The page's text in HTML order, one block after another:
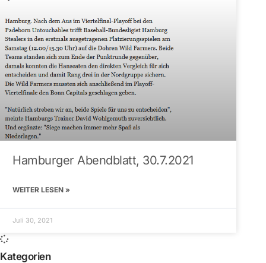
Hamburger Abendblatt, 30.7.2021
WEITER LESEN »
Juli 30, 2021
Kategorien